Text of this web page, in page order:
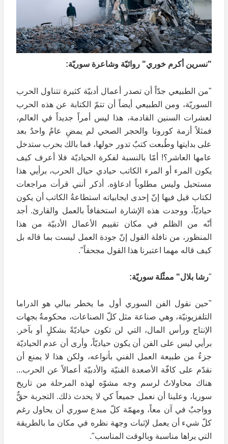
"نسرين أكرم خوري" روائيّة وشاعرة سوريّة:
"من الطبيعي جدّاً أن تصدر أعمال أدبيّة كثيرة تتناول الحرب
السوريّة، ومن الطبيعي أيضاً أن تتمّ الكتابة عن هذه الحرب
لعشرات السنين القادمة، هذا ليس أمراً جديداً في العالم،
فمثلاً أزمة كورونا والحجر الصحي لم يمضِ عامٌ واحدٌ بعد
على بدايتها وطُبعت كتبٌ تدور حولها، فما بالك بحرب ستدخل
عامها العاشر؟! أمّا بالنسبة لفكرة الحياديّة فلا أعرف كيف
يكون المرء أو المرء الكاتب حيادي حيال الحرب، برأيي هذا
مستحيل وليس مطلوباً ادعاؤه. أذكر أنني قرأت مراجعات
لكتاب قيل فيها إنّ إحدى ايجابياته استطاعةُ الكاتب أن يكون
حياديّاً، ووجدت هذه الإشارة استخفافاً بالعمل والقارئ. أجد
أنّه من الظلم في مكان تقييم الأعمال الأدبيّة من هذا
المنظور، من نافلة القول إنّ جودة العمل ليست بما قاله بل
كيف قاله مهما اعتبرنا هذا القول مجحفاً".
"رشا بلال" ممثّلة سوريّة:
"حين نقول الفن السوري أول ما يخطر ببالي هو الدراما
التلفزيونيّة، وهي صناعة مثل كلّ الصناعات، محكومةٌ بجهات
الإنتاج ورأس المال، التي لن تكون حياديّةً بشكلٍ أو بآخر.
برأيي ليس على الفن أن يكون حياديّاً، وأرى أن عدم الحياديّة
جزءٌ من طبيعة العمل الفني بأنواعه، ولكن هذا لا يمنع أن
نقدّم على كافّة الأصعدة الفنيّة والأدبيّة أعمالاً عن الحرب...
هناك محاولاتٌ لرسم وجه مشوّه لهذه المرحلة من تاريخ
سوريا، وعلينا أن نعمل جميعاً كي لا يحدث ذلك. التجربة حقٌّ
وواجبٌ في آن معاً، ومهمّة كلّ مبدع سوري أن يحاول رغم
كلّ شيء أن يعمل لإثبات وجهة نظره في مكان ما بالطريقة
التي يراها مناسبة وبالوقت المناسب".